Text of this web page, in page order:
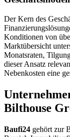
Der Kern des
Konditionen von
Marktübersicht
Monatsraten,
dieser Ansatz
Nebenkosten eine
Bilthouse
Baufi24 gehört zur